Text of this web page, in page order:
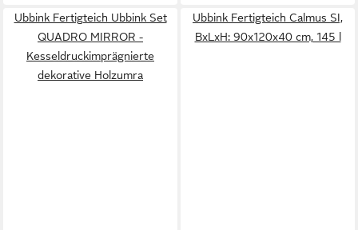
Ubbink Fertigteich Ubbink Set
QUADRO MIRROR -
Kesseldruckimprägnierte
dekorative Holzumra
Ubbink Fertigteich Calmus SI,
BxLxH: 90x120x40 cm, 145 l